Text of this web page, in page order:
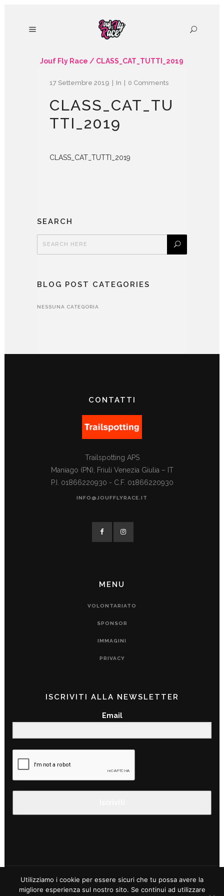
Jouf Fly Race / CLASS_CAT_TUTTI_2019
17 Settembre 2019 In 0 Comments
CLASS_CAT_TU
TTI_2019
CLASS_CAT_TUTTI_2019
SEARCH
BLOG POST CATEGORIES
NESSUNA CATEGORIA
CONTATTI
Trailspotting APS
Maniago (PN), Friuli Venezia Giulia – IT
P.I. 01866220930 - C.F. 01866220930
INFO@JOUFFLYRACE.IT
MENU
VOLONTARIATO
SPONSOR
IMMAGINI
PRIVACY
ISCRIVITI ALLA NEWSLETTER
Email
©2019 TRAILSPOTTING APS – C.F E P.I. 01866220930 –
PRIVACY
Utilizziamo i cookie per essere sicuri che tu possa avere la
migliore esperienza sul nostro sito. Se continui ad utilizzare